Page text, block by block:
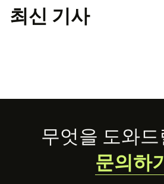
최신 기사
Footer무엇을 도와
문의하